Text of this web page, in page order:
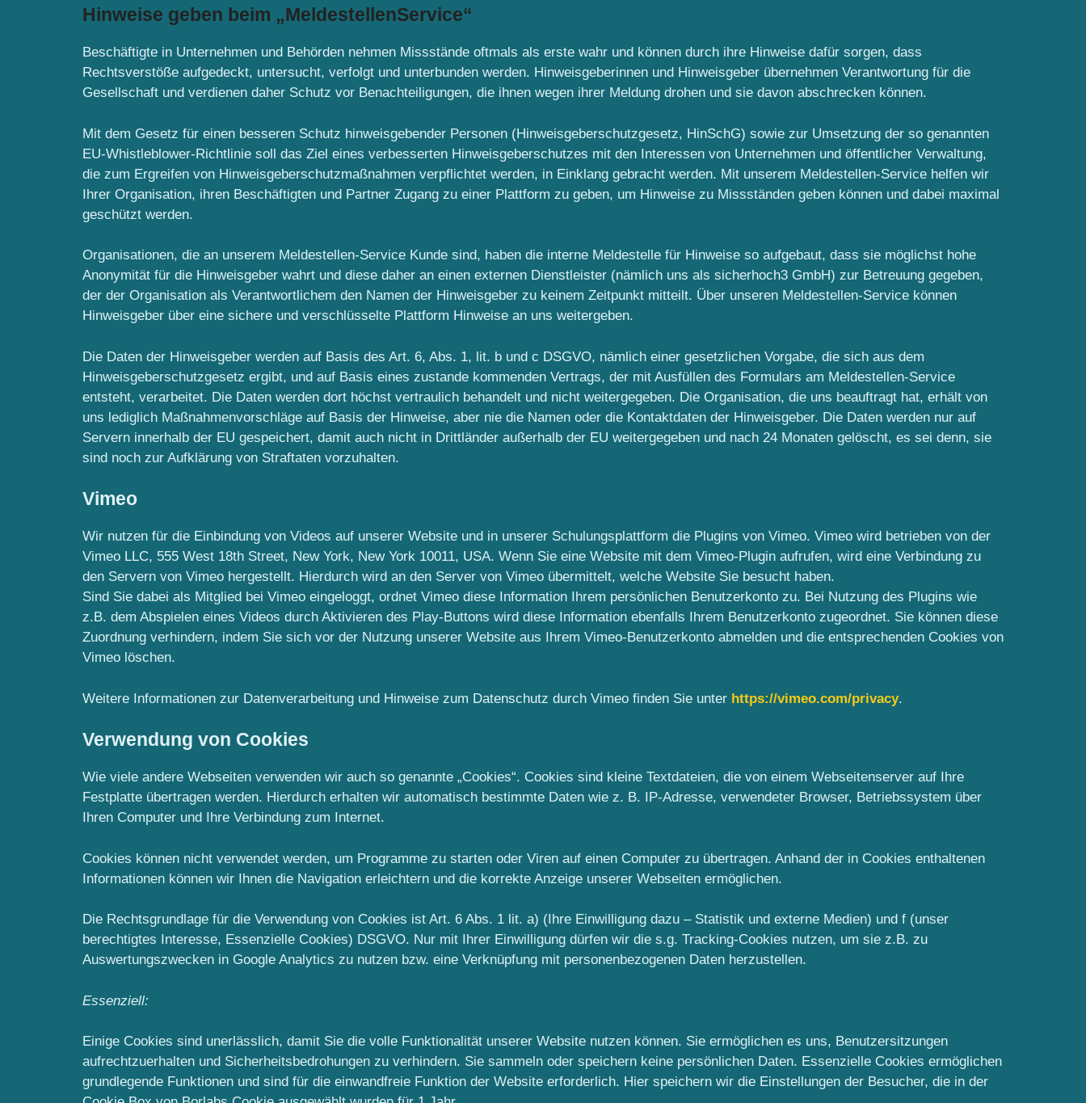
Hinweise geben beim „MeldestellenService“
Beschäftigte in Unternehmen und Behörden nehmen Missstände oftmals als erste wahr und können durch ihre Hinweise dafür sorgen, dass
Rechtsverstöße aufgedeckt, untersucht, verfolgt und unterbunden werden. Hinweisgeberinnen und Hinweisgeber übernehmen Verantwortung für die
Gesellschaft und verdienen daher Schutz vor Benachteiligungen, die ihnen wegen ihrer Meldung drohen und sie davon abschrecken können.
Mit dem Gesetz für einen besseren Schutz hinweisgebender Personen (Hinweisgeberschutzgesetz, HinSchG) sowie zur Umsetzung der so genannten
EU-Whistleblower-Richtlinie soll das Ziel eines verbesserten Hinweisgeberschutzes mit den Interessen von Unternehmen und öffentlicher Verwaltung,
die zum Ergreifen von Hinweisgeberschutzmaßnahmen verpflichtet werden, in Einklang gebracht werden. Mit unserem Meldestellen-Service helfen wir
Ihrer Organisation, ihren Beschäftigten und Partner Zugang zu einer Plattform zu geben, um Hinweise zu Missständen geben können und dabei maximal
geschützt werden.
Organisationen, die an unserem Meldestellen-Service Kunde sind, haben die interne Meldestelle für Hinweise so aufgebaut, dass sie möglichst hohe
Anonymität für die Hinweisgeber wahrt und diese daher an einen externen Dienstleister (nämlich uns als sicherhoch3 GmbH) zur Betreuung gegeben,
der der Organisation als Verantwortlichem den Namen der Hinweisgeber zu keinem Zeitpunkt mitteilt. Über unseren Meldestellen-Service können
Hinweisgeber über eine sichere und verschlüsselte Plattform Hinweise an uns weitergeben.
Die Daten der Hinweisgeber werden auf Basis des Art. 6, Abs. 1, lit. b und c DSGVO, nämlich einer gesetzlichen Vorgabe, die sich aus dem
Hinweisgeberschutzgesetz ergibt, und auf Basis eines zustande kommenden Vertrags, der mit Ausfüllen des Formulars am Meldestellen-Service
entsteht, verarbeitet. Die Daten werden dort höchst vertraulich behandelt und nicht weitergegeben. Die Organisation, die uns beauftragt hat, erhält von
uns lediglich Maßnahmenvorschläge auf Basis der Hinweise, aber nie die Namen oder die Kontaktdaten der Hinweisgeber. Die Daten werden nur auf
Servern innerhalb der EU gespeichert, damit auch nicht in Drittländer außerhalb der EU weitergegeben und nach 24 Monaten gelöscht, es sei denn, sie
sind noch zur Aufklärung von Straftaten vorzuhalten.
Vimeo
Wir nutzen für die Einbindung von Videos auf unserer Website und in unserer Schulungsplattform die Plugins von Vimeo. Vimeo wird betrieben von der
Vimeo LLC, 555 West 18th Street, New York, New York 10011, USA. Wenn Sie eine Website mit dem Vimeo-Plugin aufrufen, wird eine Verbindung zu
den Servern von Vimeo hergestellt. Hierdurch wird an den Server von Vimeo übermittelt, welche Website Sie besucht haben.
Sind Sie dabei als Mitglied bei Vimeo eingeloggt, ordnet Vimeo diese Information Ihrem persönlichen Benutzerkonto zu. Bei Nutzung des Plugins wie
z.B. dem Abspielen eines Videos durch Aktivieren des Play-Buttons wird diese Information ebenfalls Ihrem Benutzerkonto zugeordnet. Sie können diese
Zuordnung verhindern, indem Sie sich vor der Nutzung unserer Website aus Ihrem Vimeo-Benutzerkonto abmelden und die entsprechenden Cookies von
Vimeo löschen.
Weitere Informationen zur Datenverarbeitung und Hinweise zum Datenschutz durch Vimeo finden Sie unter https://vimeo.com/privacy.
Verwendung von Cookies
Wie viele andere Webseiten verwenden wir auch so genannte „Cookies“. Cookies sind kleine Textdateien, die von einem Webseitenserver auf Ihre
Festplatte übertragen werden. Hierdurch erhalten wir automatisch bestimmte Daten wie z. B. IP-Adresse, verwendeter Browser, Betriebssystem über
Ihren Computer und Ihre Verbindung zum Internet.
Cookies können nicht verwendet werden, um Programme zu starten oder Viren auf einen Computer zu übertragen. Anhand der in Cookies enthaltenen
Informationen können wir Ihnen die Navigation erleichtern und die korrekte Anzeige unserer Webseiten ermöglichen.
Die Rechtsgrundlage für die Verwendung von Cookies ist Art. 6 Abs. 1 lit. a) (Ihre Einwilligung dazu – Statistik und externe Medien) und f (unser
berechtigtes Interesse, Essenzielle Cookies) DSGVO. Nur mit Ihrer Einwilligung dürfen wir die s.g. Tracking-Cookies nutzen, um sie z.B. zu
Auswertungszwecken in Google Analytics zu nutzen bzw. eine Verknüpfung mit personenbezogenen Daten herzustellen.
Essenziell:
Einige Cookies sind unerlässlich, damit Sie die volle Funktionalität unserer Website nutzen können. Sie ermöglichen es uns, Benutzersitzungen
aufrechtzuerhalten und Sicherheitsbedrohungen zu verhindern. Sie sammeln oder speichern keine persönlichen Daten. Essenzielle Cookies ermöglichen
grundlegende Funktionen und sind für die einwandfreie Funktion der Website erforderlich. Hier speichern wir die Einstellungen der Besucher, die in der